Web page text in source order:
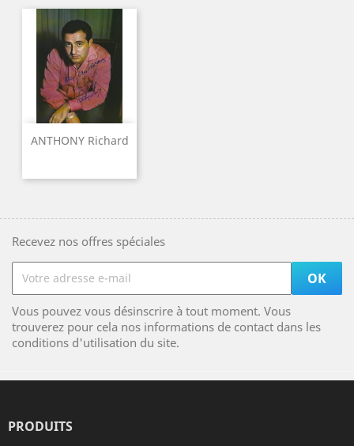
ANTHONY Richard
Recevez nos offres spéciales
Vous pouvez vous désinscrire à tout moment. Vous
trouverez pour cela nos informations de contact dans les
conditions d'utilisation du site.
PRODUITS